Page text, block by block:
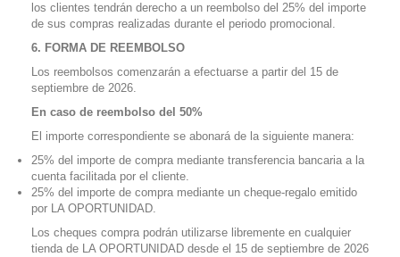
los clientes tendrán derecho a un reembolso del 25% del importe
de sus compras realizadas durante el periodo promocional.
6. FORMA DE REEMBOLSO
Los reembolsos comenzarán a efectuarse a partir del 15 de
septiembre de 2026.
En caso de reembolso del 50%
El importe correspondiente se abonará de la siguiente manera:
25% del importe de compra mediante transferencia bancaria a la
cuenta facilitada por el cliente.
25% del importe de compra mediante un cheque-regalo emitido
por LA OPORTUNIDAD.
Los cheques compra podrán utilizarse libremente en cualquier
tienda de LA OPORTUNIDAD desde el 15 de septiembre de 2026